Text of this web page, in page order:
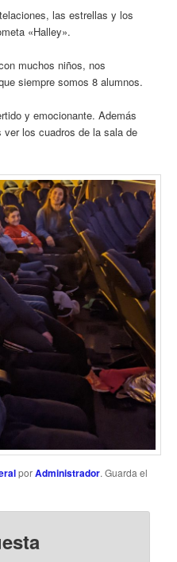
las estrellas y los
«Halley».
muchos niños, nos
siempre somos 8 alumnos.
y emocionante. Además
los cuadros de la sala de
porAdministrador. Guarda el